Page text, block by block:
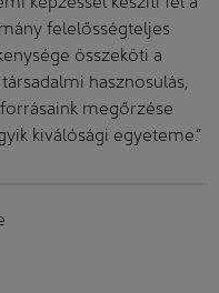
felelősségteljes
összeköti a
hasznosulás,
megőrzése
kiválósági egyeteme.”